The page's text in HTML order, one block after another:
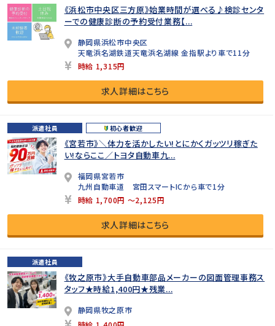
《浜松市中央区三方原》始業時間が選べる♪検診センタ
ーでの健康診断の予約受付業務【...
静岡県浜松市中央区
天竜浜名湖鉄道天竜浜名湖線 金指駅より車で11分
時給 1,315円
求人詳細はこちら
派遣社員 初心者歓迎
《宮若市》＼体力を活かしたい!とにかくガッツリ稼ぎた
い!ならここ／トヨタ自動車九...
福岡県宮若市
九州自動車道 宮田スマートICから車で1分
時給 1,700円 ～2,125円
求人詳細はこちら
派遣社員
《牧之原市》大手自動車部品メーカーの図面管理事務ス
タッフ★時給1,400円★残業...
静岡県牧之原市